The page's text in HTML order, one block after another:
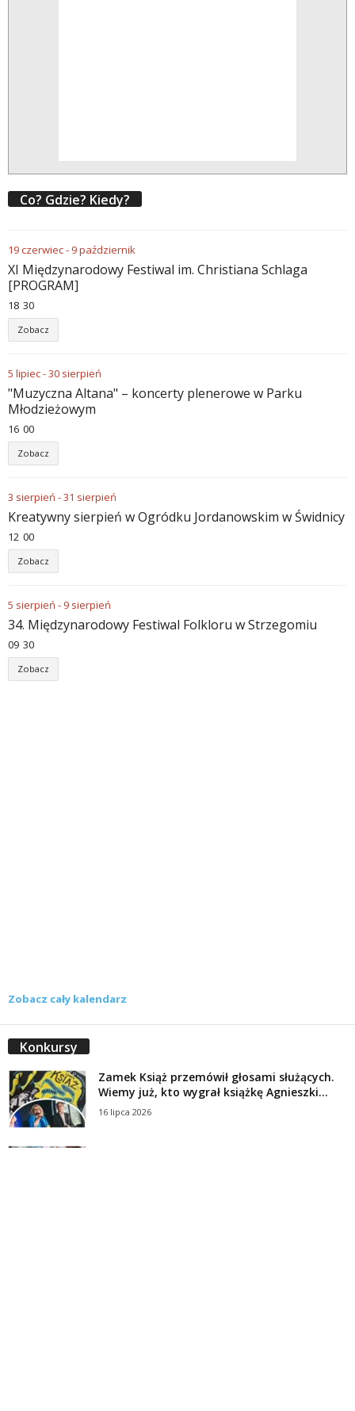
Co? Gdzie? Kiedy?
19czerwiec- 9październik
XI Międzynarodowy Festiwal im. Christiana Schlaga
[PROGRAM]
18 30
Zobacz
5 lipiec-30 sierpień
"Muzyczna Altana" – koncerty plenerowe w Parku
Młodzieżowym
16 00
Zobacz
3 sierpień -31 sierpień
Kreatywny sierpień w Ogródku Jordanowskim w Świdnicy
12 00
Zobacz
5 sierpień - 9 sierpień
34. Międzynarodowy Festiwal Folkloru w Strzegomiu
09 30
Zobacz
Zobacz cały kalendarz
Konkursy
Zamek Książ przemówił głosami służących.
Wiemy już, kto wygrał książkę Agnieszki...
16 lipca 2026